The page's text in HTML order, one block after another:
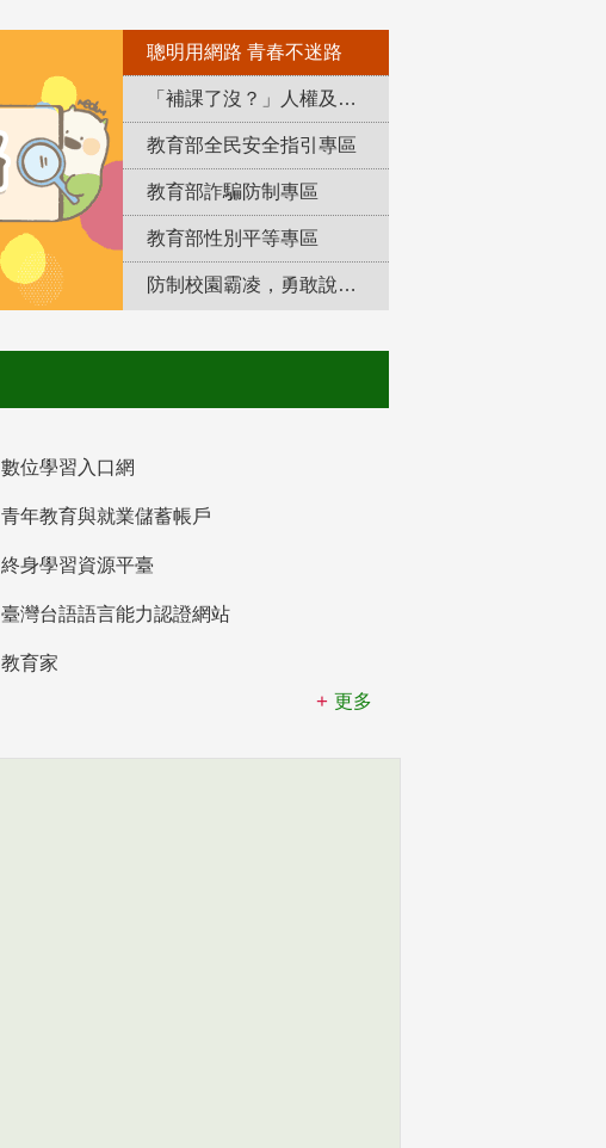
聰明用網路 青春不迷路
「補課了沒？」人權及轉型正義教育專區
教育部全民安全指引專區
教育部詐騙防制專區
教育部性別平等專區
防制校園霸凌，勇敢說出來！
數位學習入口網
青年教育與就業儲蓄帳戶
終身學習資源平臺
臺灣台語語言能力認證網站
教育家
更多